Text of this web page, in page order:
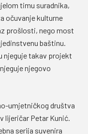
timu suradnika,
očuvanje kulturne
prošlosti, nego most
baštinu.
njeguje takav projekt
njegovo
umjetničkog društva
lijeričar Petar Kunić.
serija suvenira